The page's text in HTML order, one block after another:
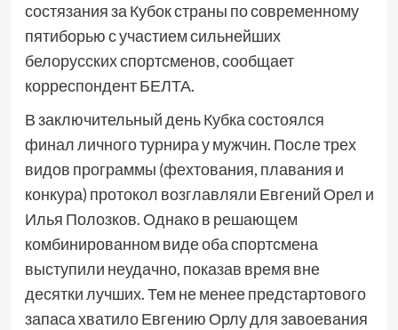
состязания за Кубок страны по современному
пятиборью с участием сильнейших
белорусских спортсменов, сообщает
корреспондент БЕЛТА.
В заключительный день Кубка состоялся
финал личного турнира у мужчин. После трех
видов программы (фехтования, плавания и
конкура) протокол возглавляли Евгений Орел и
Илья Полозков. Однако в решающем
комбинированном виде оба спортсмена
выступили неудачно, показав время вне
десятки лучших. Тем не менее предстартового
запаса хватило Евгению Орлу для завоевания